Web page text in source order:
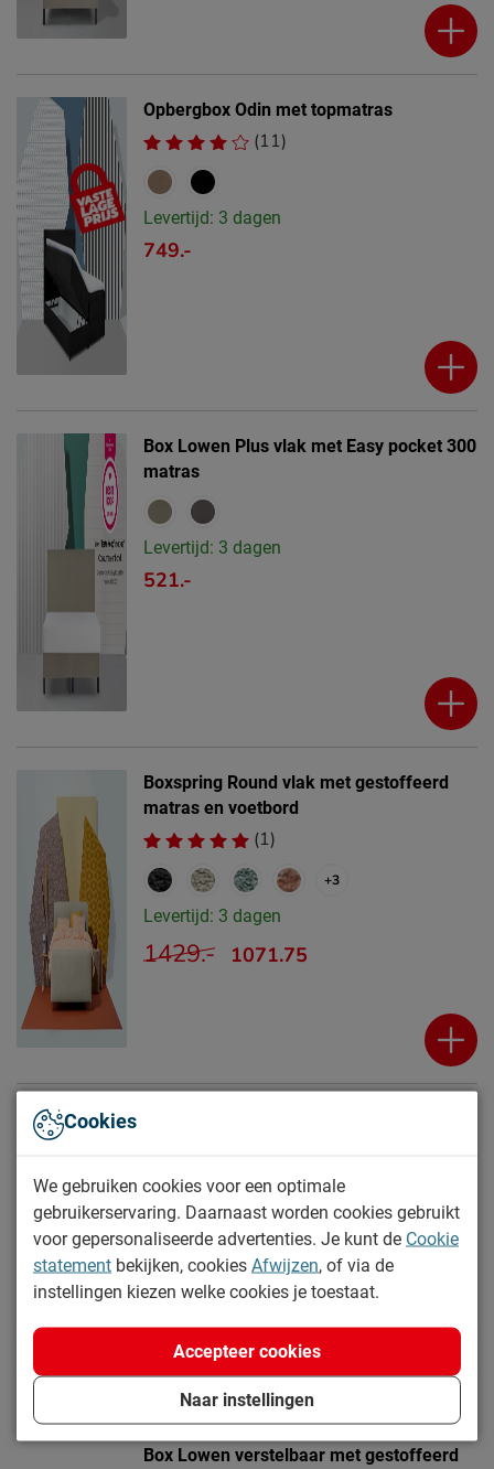
Opbergbox Odin met topmatras
(11)
Levertijd: 3 dagen
749.-
Box Lowen Plus vlak met Easy pocket 300
matras
Levertijd: 3 dagen
521.-
Boxspring Round vlak met gestoffeerd
matras en voetbord
(1)
+3
Levertijd: 3 dagen
1429.- 1071.75
+10
Levertijd: 6 tot 7 weken
1299.-
Box Lowen verstelbaar met gestoffeerd
Cookies
We gebruiken cookies voor een optimale
gebruikerservaring. Daarnaast worden cookies gebruikt
voor gepersonaliseerde advertenties. Je kunt de Cookie
statement bekijken, cookies Afwijzen, of via de
instellingen kiezen welke cookies je toestaat.
Naar instellingen
Accepteer cookies